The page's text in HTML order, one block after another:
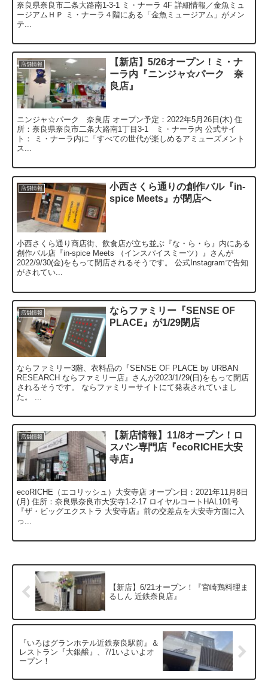
奈良県奈良市二条大路南1-3-1 ミ・ナーラ 4F 詳細情報／金魚ミュ
ージアムＨＰ ミ・ナーラ４階にある「金魚ミュージアム」がメン
テ...
店舗情報
【新店】5/26オープン！ミ・ナ
ーラ内『ニンジャ☆パーク 奈
良店』
ニンジャ☆パーク 奈良店 オープン予定：2022年5月26日(木) 住
所：奈良県奈良市二条大路南1丁目3-1 ミ・ナーラ内 公式サイ
ト： ミ・ナーラ内に「すべての世代が楽しめるアミューズメント
ス...
店舗情報
小西さくら通りの創作バル『in-
spice Meets』が閉店へ
小西さくら通り商店街、飲食店が立ち並ぶ『な・ら・ら』内にある
創作バル店『in-spice Meets （インスパイスミーツ）』さんが
2022/9/30(金)をもって閉店されるそうです。 公式Instagramで告知
がされてい...
店舗情報
ならファミリー『SENSE OF
PLACE』が1/29閉店
ならファミリー3階、衣料品の『SENSE OF PLACE by URBAN
RESEARCH ならファミリー店』さんが2023/1/29(日)をもって閉店
されるそうです。 ならファミリーサイトにて発表されていまし
た。 ...
店舗情報
【新店情報】11/8オープン！ロ
スパン専門店『ecoRICHE大安
寺店』
ecoRICHE（エコリッシュ）大安寺店 オープン日：2021年11月8日
(月) 住所：奈良県奈良市大安寺1-2-17 ロイヤルコートHAL101号
『ザ・ビッグエクストラ 大安寺店』前の交差点を大安寺方面に入
っ...
【新店】6/21オープン！『宮崎鶏料理ま
るしん 近鉄奈良店』
『いろはグランホテル近鉄奈良駅前』＆
レストラン『大銀醸』、7/1いよいよオ
ープン！